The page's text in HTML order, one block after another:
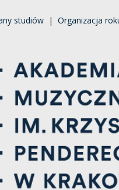
studiów | Organizacja